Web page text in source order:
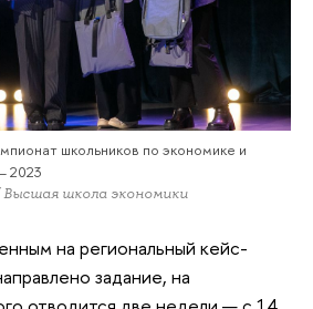
школьников по экономике и
2023
школа экономики
на региональный кейс-
задание, на